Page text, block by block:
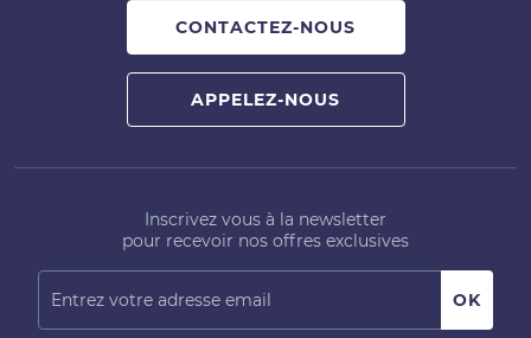
CONTACTEZ-NOUS
APPELEZ-NOUS
Inscrivez vous à la newsletter
pour recevoir nos offres exclusives